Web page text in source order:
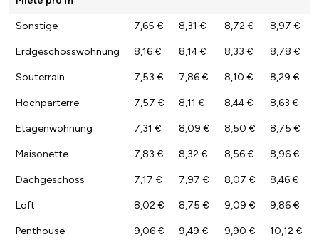
Sonstige 7,65 € 8,31 € 8,72 € 8,97 €
Erdgeschosswohnung 8,16 € 8,14 € 8,33 € 8,78 €
Souterrain 7,53 € 7,86 € 8,10 € 8,29 €
Hochparterre 7,57 € 8,11 € 8,44 € 8,63 €
Etagenwohnung 7,31 € 8,09 € 8,50 € 8,75 €
Maisonette 7,83 € 8,32 € 8,56 € 8,96 €
Dachgeschoss 7,17 € 7,97 € 8,07 € 8,46 €
Loft 8,02 € 8,75 € 9,09 € 9,86 €
Penthouse 9,06 € 9,49 € 9,90 € 10,12 €